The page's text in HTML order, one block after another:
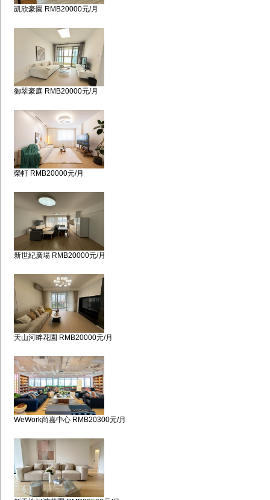
凱欣豪園 RMB20000元/月
御翠豪庭 RMB20000元/月
榮軒 RMB20000元/月
新世紀廣場 RMB20000元/月
天山河畔花園 RMB20000元/月
WeWork尚嘉中心 RMB20300元/月